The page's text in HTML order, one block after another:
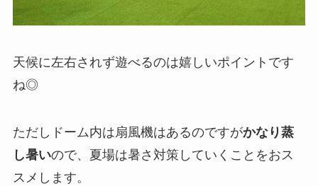
天候に左右されず遊べるのは嬉しいポイントです
ね◎
ただしドーム内は扇風機はあるのですがかなり蒸
し暑いので、夏場は暑さ対策していくことをおス
スメします。